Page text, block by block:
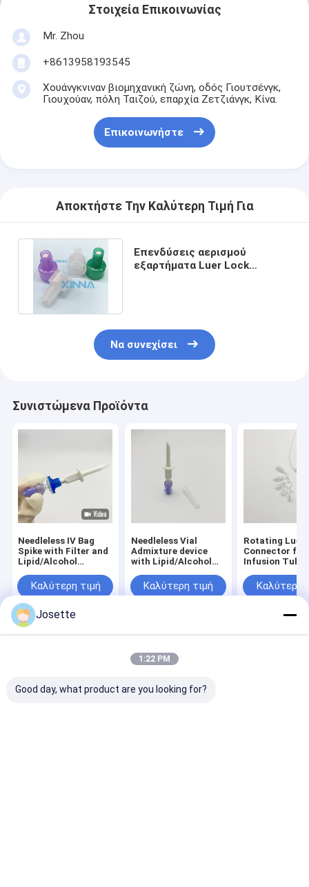
Στοιχεία Επικοινωνίας
Mr. Zhou
+8613958193545
Χουάνγκνιναν βιομηχανική ζώνη, οδός Γιουτσένγκ,
Γιουχούαν, πόλη Ταιζού, επαρχία Ζετζιάνγκ, Κίνα.
Επικοινωνήστε
Αποκτήστε Την Καλύτερη Τιμή Για
Επενδύσεις αερισμού
εξαρτήματα Luer Lock
Να συνεχίσει
Συνιστώμενα Προϊόντα
Needleless IV Bag
Spike with Filter and
Lipid/Alcohol
Καλύτερη τιμή
Needleless Vial
Admixture device
with Lipid/Alcohol
Valve Port
Καλύτερη τιμή
Rotating Luer
Connector for
Infusion
Καλύτερη
Αρχική Σελίδα
Desktop Site
Πολιτική Απορρήτου
Reserved.
Josette
1:22 PM
Good day, what product are you looking for?